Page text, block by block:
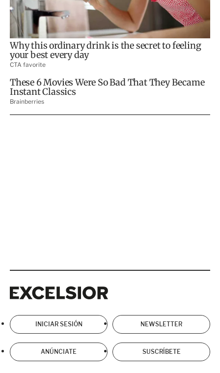
INICIAR SESIÓN NEWSLETTER
ANÚNCIATE SUSCRÍBETE